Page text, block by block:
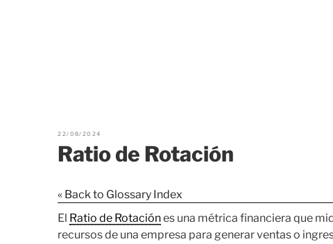
22/08/2024
Ratio de Rotación
« Back to Glossary Index
El Ratio de Rotaciónes una métrica financiera que
recursos de una empresa para generar ventas o